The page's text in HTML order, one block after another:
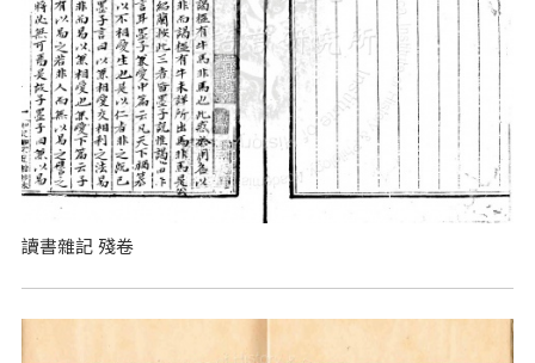
讀書雜記 殘卷